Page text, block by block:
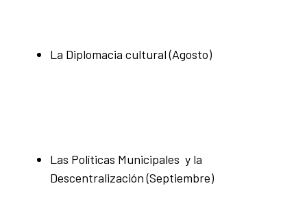
La Diplomacia cultural (Agosto)
Las Políticas Municipales y la
Descentralización (Septiembre)